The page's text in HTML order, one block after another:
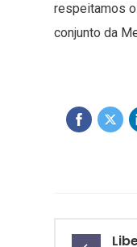
respeitamos
conjunto da